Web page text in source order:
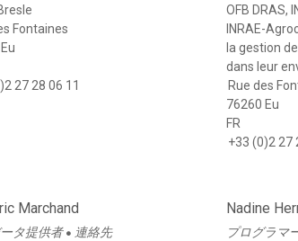
Fontaines
27 28 06 11
OFB DRAS,
INRAE-
la gestion
dans leur
Rue des
76260 Eu
FR
+33 (0)2 27
Marchand
タ提供者 ● 連絡先
Nadine
プログラマ